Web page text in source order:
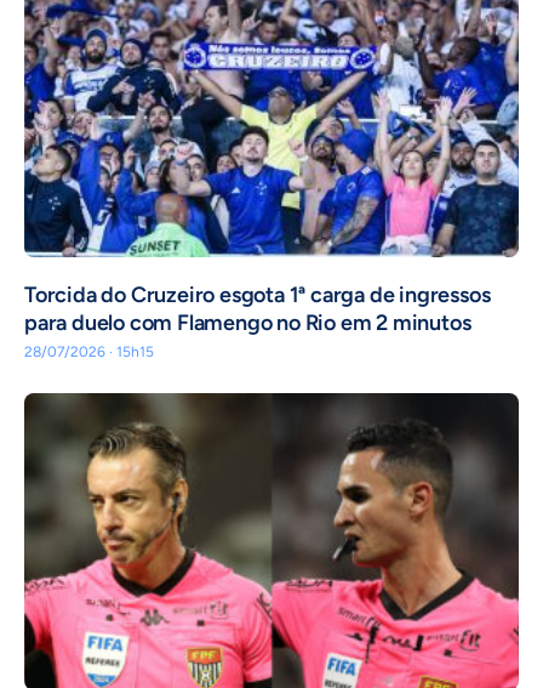
Torcida do Cruzeiro esgota 1ª carga de ingressos
para duelo com Flamengo no Rio em 2 minutos
28/07/2026 · 15h15